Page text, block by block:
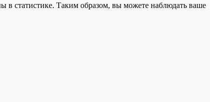
в статистике. Таким образом, вы можете наблюдать